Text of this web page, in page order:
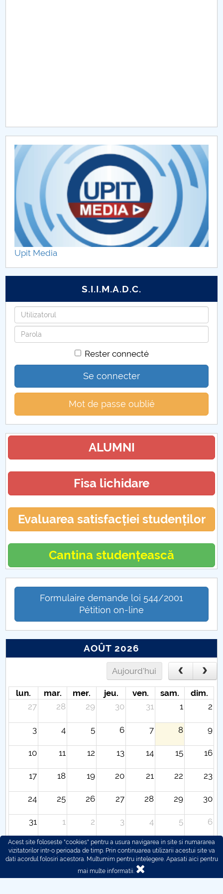
CAR2026
MENIU CANTINA
ADMITERE LICENȚĂ -FSEFI
ADMITERE MASTER - FSEFI
Concursul de admitere 2025 la programele de
conversie profesională
Upit Media
S.I.I.M.A.D.C.
Identifiant
Mot
de
Rester connecté
Se connecter
Mot de passe oublié
ALUMNI
Fisa lichidare
Evaluarea satisfacției studenților
Cantina studențească
Formulaire demande loi 544/2001
Pétition on-line
AOÛT 2026
Aujourd'hui
lun. mar. mer. jeu. ven. sam.
dim.
27
28 29 30 31 1 2
3 4 5 6 7 8 9
10 11 12 13 14 15 16
17 18 19 20 21 22 23
24 25 26 27 28 29 30
31 1 2 3 4 5 6
Acest site foloseste "cookies" pentru a usura navigarea in site si numararea
vizitatorilor intr-o perioada de timp. Prin continuarea utilizarii acestui site va
dati acordul folosiri acestora. Multumim pentru intelegere. Apasati aici pentru
mai multe informatii.